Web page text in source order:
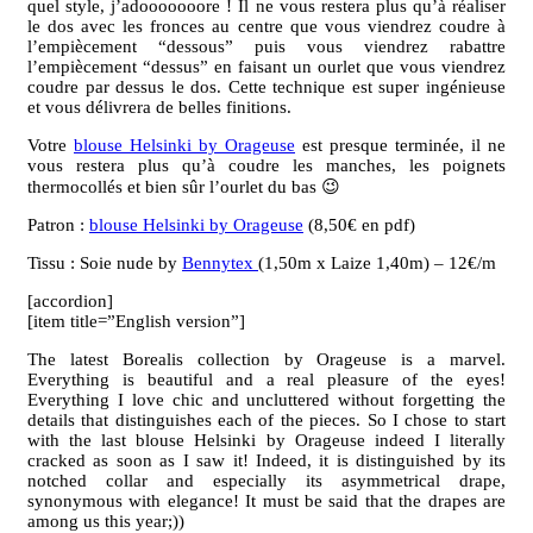
quel style, j’adooooooore ! Il ne vous restera plus qu’à réaliser
le dos avec les fronces au centre que vous viendrez coudre à
l’empiècement “dessous” puis vous viendrez rabattre
l’empiècement “dessus” en faisant un ourlet que vous viendrez
coudre par dessus le dos. Cette technique est super ingénieuse
et vous délivrera de belles finitions.
Votre blouse Helsinki by Orageuse est presque terminée, il ne
vous restera plus qu’à coudre les manches, les poignets
thermocollés et bien sûr l’ourlet du bas 😉
Patron : blouse Helsinki by Orageuse (8,50€ en pdf)
Tissu : Soie nude by Bennytex (1,50m x Laize 1,40m) – 12€/m
[accordion]
[item title=”English version”]
The latest Borealis collection by Orageuse is a marvel.
Everything is beautiful and a real pleasure of the eyes!
Everything I love chic and uncluttered without forgetting the
details that distinguishes each of the pieces. So I chose to start
with the last blouse Helsinki by Orageuse indeed I literally
cracked as soon as I saw it! Indeed, it is distinguished by its
notched collar and especially its asymmetrical drape,
synonymous with elegance! It must be said that the drapes are
among us this year;))